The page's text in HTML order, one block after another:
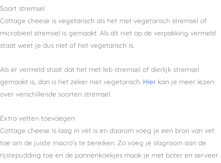
Soort stremsel
Cottage cheese is vegetarisch als het met vegetarisch stremsel of
microbieel stremsel is gemaakt. Als dit niet op de verpakking vermeld
staat weet je dus niet of het vegetarisch is.
Als er vermeld staat dat het met leb stremsel of dierlijk stremsel
gemaakt is, dan is het zeker niet vegetarisch. Hier kan je meer lezen
over verschillende soorten stremsel.
Extra vetten toevoegen
Cottage cheese is laag in vet is en daarom voeg je een bron van vet
toe om de juiste macro’s te bereiken. Zo voeg je slagroom aan de
rijstepudding toe en de pannenkoekjes maak je met boter en serveer